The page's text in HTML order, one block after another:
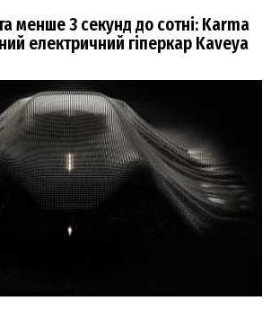
менше 3 секунд до сотні: Karma
електричний гіперкар Kaveya